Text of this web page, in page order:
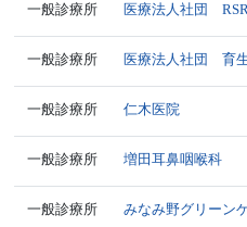
一般診療所 医療法人社団
一般診療所 医療法人社団 育
一般診療所 仁木医院
一般診療所 増田耳鼻咽喉科
一般診療所 みなみ野グリーン